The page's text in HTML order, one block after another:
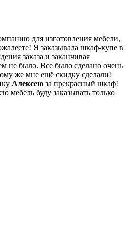
для изготовления мебели,
Я заказывала шкаф-купе в
заказа и заканчивая
не было. Все было сделано очень
же мне ещё скидку сделали!
Алексею за прекрасный шкаф!
мебель буду заказывать только